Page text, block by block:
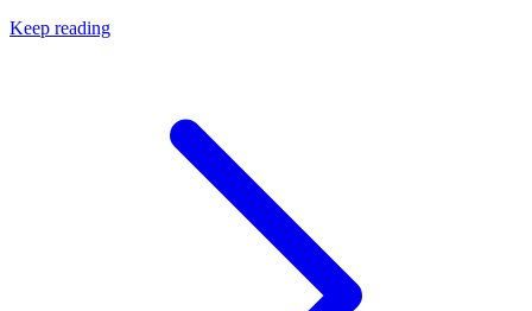
Keep reading